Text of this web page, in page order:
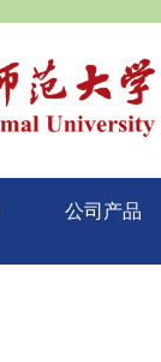
公司产品